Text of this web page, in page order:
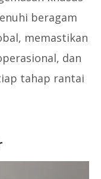
beragam
memastikan
dan
tahap rantai